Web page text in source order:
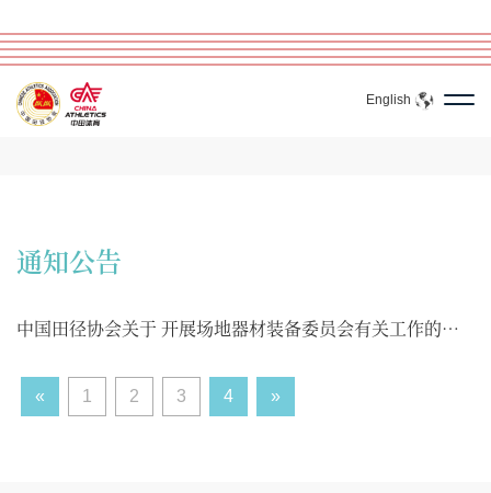
English
通知公告
中国田径协会关于 开展场地器材装备委员会有关工作的通
« 1 2 3 4 »